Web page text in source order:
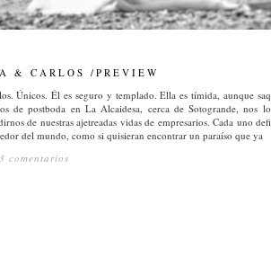
& CARLOS /PREVIEW
Únicos. Él es seguro y templado. Ella es tímida, aunque
de postboda en La Alcaidesa, cerca de Sotogrande, nos
de nuestras ajetreadas vidas de empresarios. Cada uno
del mundo, como si quisieran encontrar un paraíso que ya
3 comentarios
& CARLOS /PREVIEW
3 comentarios